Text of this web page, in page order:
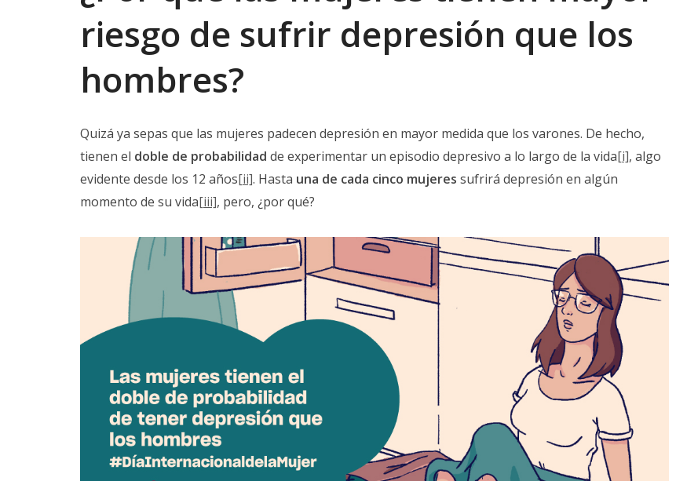
riesgo de sufrir depresión que los
hombres?
Quizá ya sepas que las mujeres padecen depresión en mayor medida que los varones. De hecho,
tienen el doble de probabilidad de experimentar un episodio depresivo a lo largo de la vida[i], algo
evidente desde los 12 años[ii]. Hasta una de cada cinco mujeres sufrirá depresión en algún
momento de su vida[iii], pero, ¿por qué?